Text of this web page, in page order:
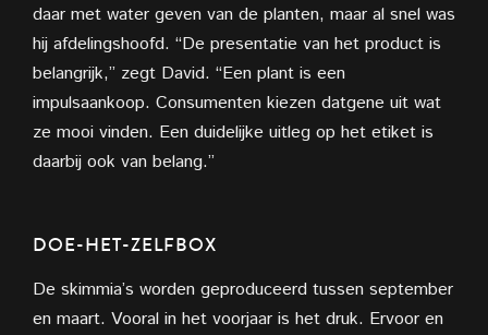
daar met water geven van de planten, maar al snel was
hij afdelingshoofd. “De presentatie van het product is
belangrijk,” zegt David. “Een plant is een
impulsaankoop. Consumenten kiezen datgene uit wat
ze mooi vinden. Een duidelijke uitleg op het etiket is
daarbij ook van belang.”
DOE-HET-ZELFBOX
De skimmia’s worden geproduceerd tussen september
en maart. Vooral in het voorjaar is het druk. Ervoor en